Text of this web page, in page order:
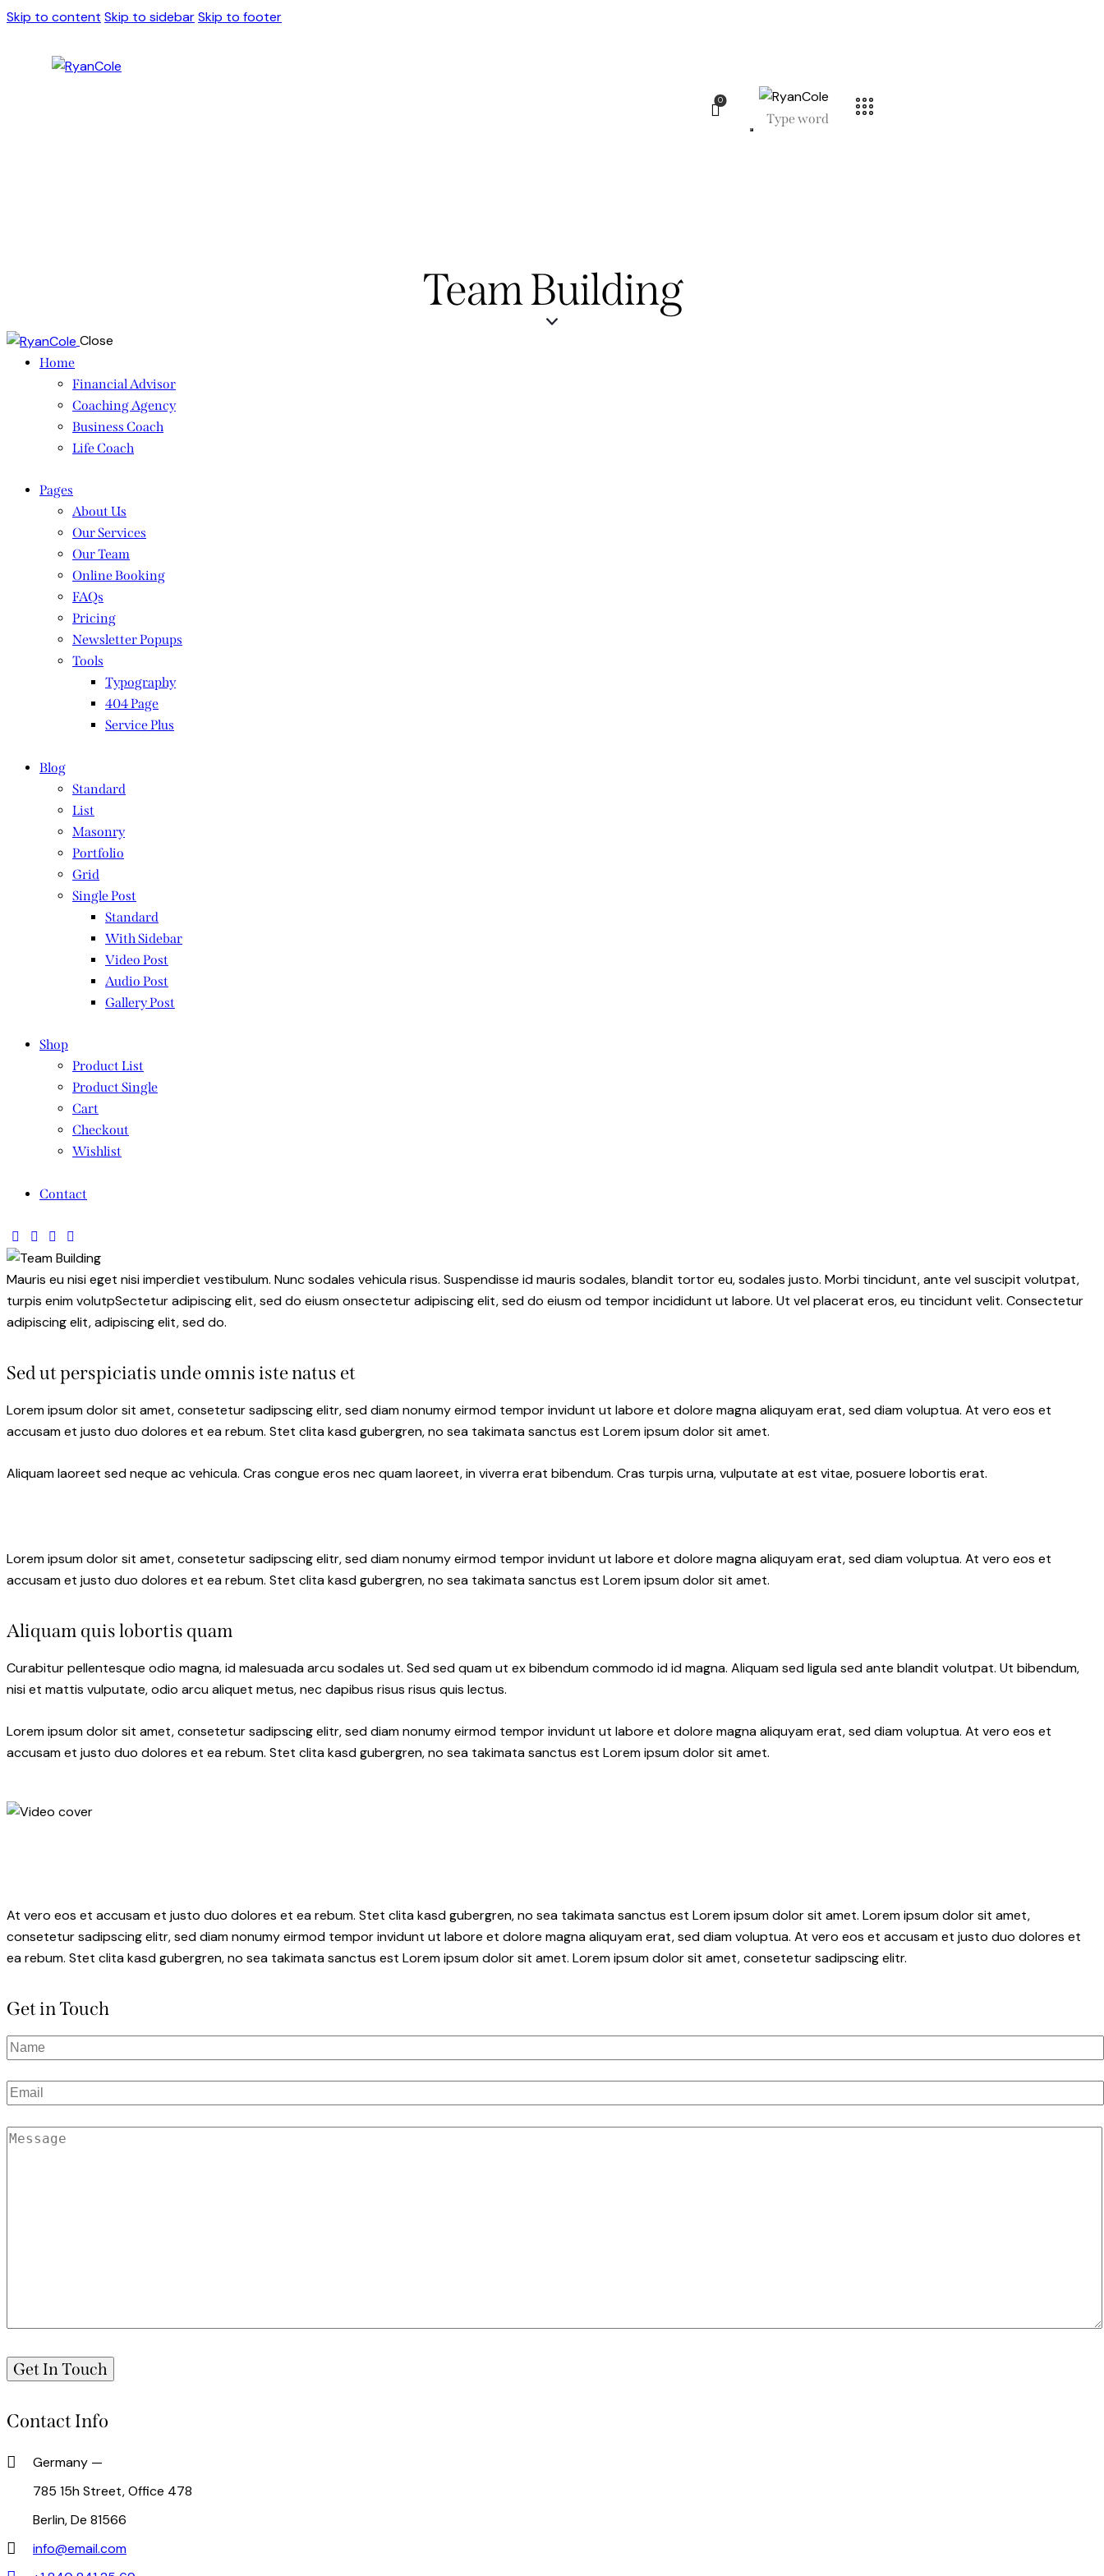
Skip to content Skip to sidebarSkip to footer
0
Team Building
Close
Home
Financial Advisor
Coaching Agency
Business Coach
Life Coach
Pages
About Us
Our Services
Our Team
Online Booking
FAQs
Pricing
Newsletter Popups
Tools
Typography
404 Page
Service Plus
Blog
Standard
List
Masonry
Portfolio
Grid
Single Post
Standard
With Sidebar
Video Post
Audio Post
Gallery Post
Shop
Product List
Product Single
Cart
Checkout
Wishlist
Contact
Mauris eu nisi eget nisi imperdiet vestibulum. Nunc sodales vehicula risus. Suspendisse id mauris sodales, blandit tortor eu, sodales justo. Morbi tincidunt, ante vel suscipit volutpat,
turpis enim volutpSectetur adipiscing elit, sed do eiusm onsectetur adipiscing elit, sed do eiusm od tempor incididunt ut labore. Ut vel placerat eros, eu tincidunt velit. Consectetur
adipiscing elit, adipiscing elit, sed do.
Sed ut perspiciatis unde omnis iste natus et
Lorem ipsum dolor sit amet, consetetur sadipscing elitr, sed diam nonumy eirmod tempor invidunt ut labore et dolore magna aliquyam erat, sed diam voluptua. At vero eos et
accusam et justo duo dolores et ea rebum. Stet clita kasd gubergren, no sea takimata sanctus est Lorem ipsum dolor sit amet.
Aliquam laoreet sed neque ac vehicula. Cras congue eros nec quam laoreet, in viverra erat bibendum. Cras turpis urna, vulputate at est vitae, posuere lobortis erat.
Lorem ipsum dolor sit amet, consetetur sadipscing elitr, sed diam nonumy eirmod tempor invidunt ut labore et dolore magna aliquyam erat, sed diam voluptua. At vero eos et
accusam et justo duo dolores et ea rebum. Stet clita kasd gubergren, no sea takimata sanctus est Lorem ipsum dolor sit amet.
Aliquam quis lobortis quam
Curabitur pellentesque odio magna, id malesuada arcu sodales ut. Sed sed quam ut ex bibendum commodo id id magna. Aliquam sed ligula sed ante blandit volutpat. Ut bibendum,
nisi et mattis vulputate, odio arcu aliquet metus, nec dapibus risus risus quis lectus.
Lorem ipsum dolor sit amet, consetetur sadipscing elitr, sed diam nonumy eirmod tempor invidunt ut labore et dolore magna aliquyam erat, sed diam voluptua. At vero eos et
accusam et justo duo dolores et ea rebum. Stet clita kasd gubergren, no sea takimata sanctus est Lorem ipsum dolor sit amet.
At vero eos et accusam et justo duo dolores et ea rebum. Stet clita kasd gubergren, no sea takimata sanctus est Lorem ipsum dolor sit amet. Lorem ipsum dolor sit amet,
consetetur sadipscing elitr, sed diam nonumy eirmod tempor invidunt ut labore et dolore magna aliquyam erat, sed diam voluptua. At vero eos et accusam et justo duo dolores et
ea rebum. Stet clita kasd gubergren, no sea takimata sanctus est Lorem ipsum dolor sit amet. Lorem ipsum dolor sit amet, consetetur sadipscing elitr.
Get in Touch
Contact Info
Germany —
785 15h Street, Office 478
Berlin, De 81566
info@email.com